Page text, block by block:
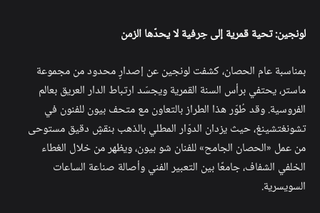
لونجين: تحية قمرية إلى حِرفية لا يحدّها الزمن
بمناسبة عام الحصان، كشفت لونجين عن إصدارٍ محدود من مجموعة
ماستر، يحتفي برأس السنة القمرية ويجسّد ارتباط الدار العريق بعالم
الفروسية. وقد طُوّر هذا الطراز بالتعاون مع متحف بيون للفنون في
تشونغتشينغ، حيث يزدان الدوّار المطلي بالذهب بنقشٍ دقيق مستوحى
من عمل «الحصان الجامح» للفنان شو بيون، ويظهر من خلال الغطاء
الخلفي الشفاف، جامعًا بين التعبير الفني وأصالة صناعة الساعات
السويسرية.